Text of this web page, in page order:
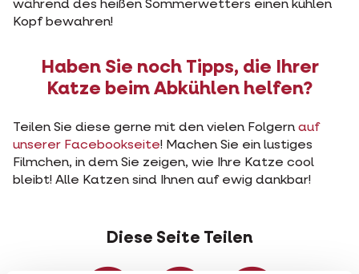
während des heißen Sommerwetters einen kühlen
Kopf bewahren!
Haben Sie noch Tipps, die Ihrer
Katze beim Abkühlen helfen?
Teilen Sie diese gerne mit den vielen Folgern auf
unserer Facebookseite! Machen Sie ein lustiges
Filmchen, in dem Sie zeigen, wie Ihre Katze cool
bleibt! Alle Katzen sind Ihnen auf ewig dankbar!
Diese Seite Teilen